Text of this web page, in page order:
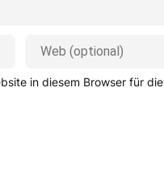
in diesem Browser für die